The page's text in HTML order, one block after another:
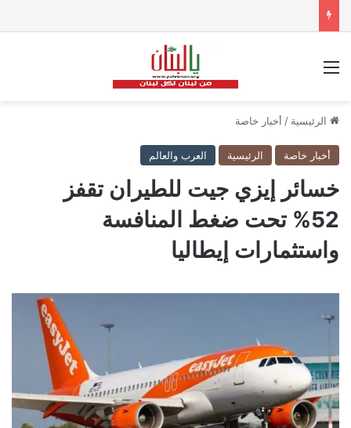
الرئيسية / أخبار خاصة
أخبار خاصة الرئيسية العرب والعالم
خسائر إيزي جيت للطيران تقفز
52% تحت ضغط المنافسة
واستثمارات إيطاليا